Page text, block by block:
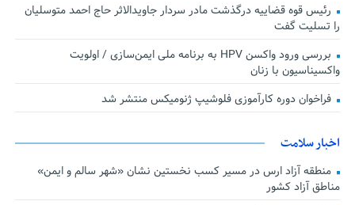
رئیس قوه قضاییه درگذشت مادر سردار جاویدالاثر حاج احمد متوسلیان
را تسلیت گفت
بررسی ورود واکسن HPV به برنامه ملی ایمن‌سازی / اولویت
واکسیناسیون با زنان
فراخوان دوره کارآموزی فلوشیپ ژنومیکس منتشر شد
اخبار سلامت
منطقه آزاد ارس در مسیر کسب نخستین نشان «شهر سالم و ایمن»
مناطق آزاد کشور